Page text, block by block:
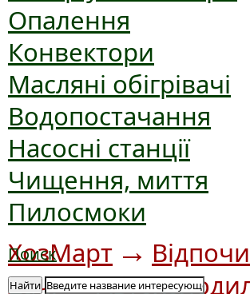
Опалення
Конвектори
Масляні обігрівачі
Водопостачання
Насосні станції
Чищення, миття
Пилосмоки
Поиск
Найти
ХозМарт →
дачі→